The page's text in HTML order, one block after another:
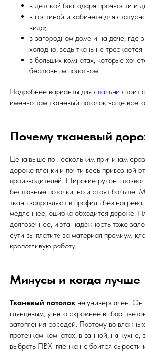
в детской благодаря прочности и
в гостиной и кабинете для
вида;
в загородном доме и на даче, где
холодно, ведь ткань не
в больших комнатах, которые
бесшовным полотном.
Подробнее варианты для спальни стоит
именно там тканевый потолок чаще
Почему тканевый
Цена выше по нескольким причинам
дороже плёнки и почти весь привозной
производителей. Широкие рулоны
бесшовные потолки, но и стоят больше.
ткань заправляют в профиль без
медленнее, ошибка обходится дороже.
долговечнее, и эта надёжность тоже
сути вы платите за материал премиум-
кропотливую работу.
Минусы и когда
Тканевый потолок не универсален. Он
глянцевым, у него скромнее выбор
затопления соседей. Поэтому во
протечкам комнатах, в ванной, на кухне,
выбрать ПВХ: плёнка не боится сырости